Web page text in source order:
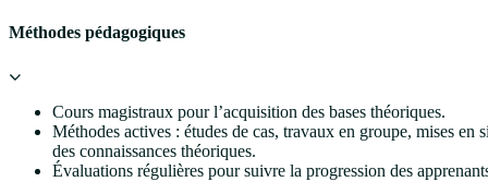
Méthodes pédagogiques
Cours magistraux pour l’acquisition des bases théoriques.
Méthodes actives : études de cas, travaux en groupe, mises
des connaissances théoriques.
Évaluations régulières pour suivre la progression des